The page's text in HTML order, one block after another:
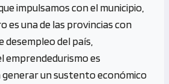
impulsamos con el municipio,
es una de las provincias con
desempleo del país,
emprendedurismo es
un sustento económico